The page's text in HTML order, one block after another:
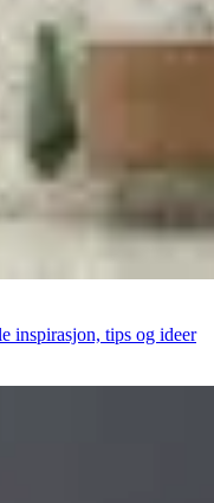
inspirasjon, tips og ideer